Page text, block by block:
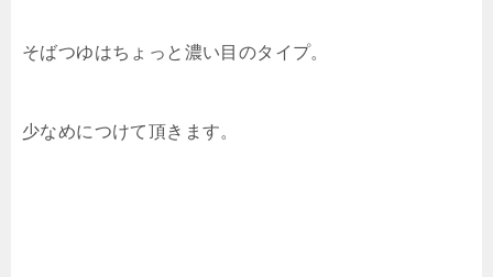
そばつゆはちょっと濃い目のタイプ。
少なめにつけて頂きます。